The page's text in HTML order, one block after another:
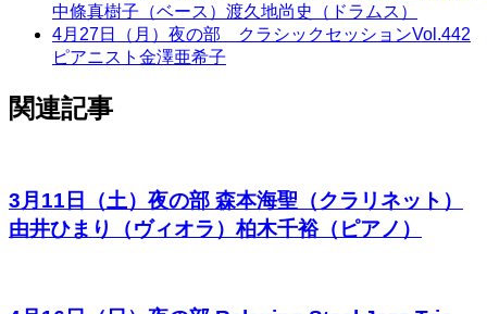
中條真樹子（ベース）渡久地尚史（ドラムス）
4月27日（月）夜の部 クラシックセッションVol.442
ピアニスト金澤亜希子
関連記事
3月11日（土）夜の部 森本海聖（クラリネット）
由井ひまり（ヴィオラ）柏木千裕（ピアノ）